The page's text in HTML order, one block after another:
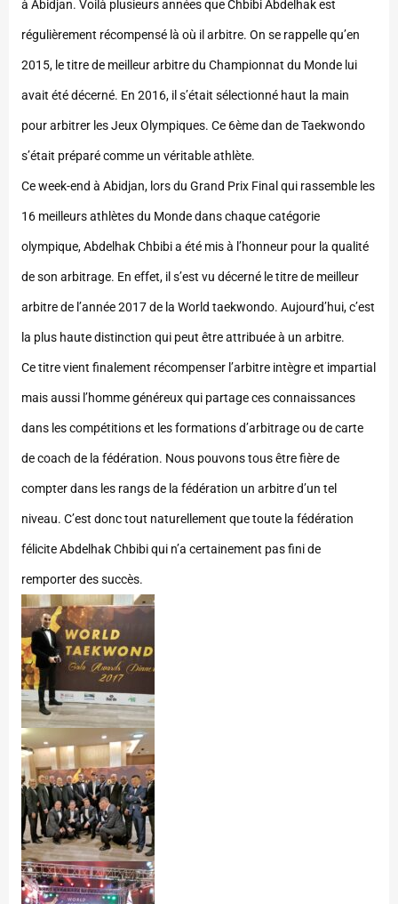
à Abidjan. Voilà plusieurs années que Chbibi Abdelhak est
régulièrement récompensé là où il arbitre. On se rappelle qu’en
2015, le titre de meilleur arbitre du Championnat du Monde lui
avait été décerné. En 2016, il s’était sélectionné haut la main
pour arbitrer les Jeux Olympiques. Ce 6ème dan de Taekwondo
s’était préparé comme un véritable athlète.
Ce week-end à Abidjan, lors du Grand Prix Final qui rassemble les
16 meilleurs athlètes du Monde dans chaque catégorie
olympique, Abdelhak Chbibi a été mis à l’honneur pour la qualité
de son arbitrage. En effet, il s’est vu décerné le titre de meilleur
arbitre de l’année 2017 de la World taekwondo. Aujourd’hui, c’est
la plus haute distinction qui peut être attribuée à un arbitre.
Ce titre vient finalement récompenser l’arbitre intègre et impartial
mais aussi l’homme généreux qui partage ces connaissances
dans les compétitions et les formations d’arbitrage ou de carte
de coach de la fédération. Nous pouvons tous être fière de
compter dans les rangs de la fédération un arbitre d’un tel
niveau. C’est donc tout naturellement que toute la fédération
félicite Abdelhak Chbibi qui n’a certainement pas fini de
remporter des succès.